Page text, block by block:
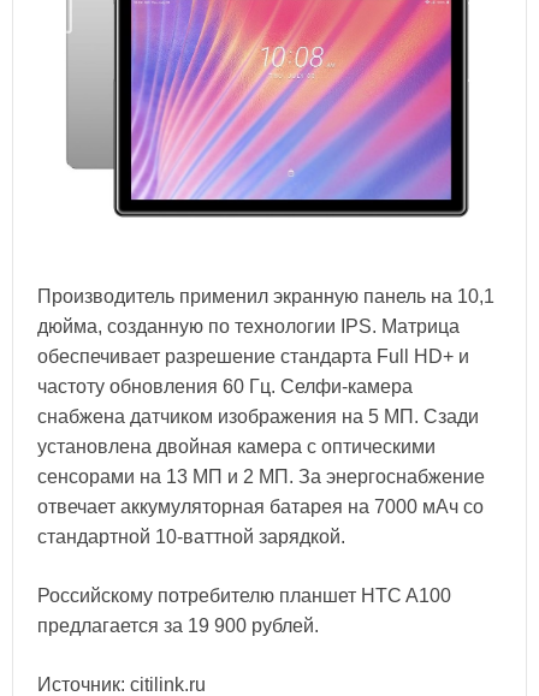
Производитель применил экранную панель на 10,1
дюйма, созданную по технологии IPS. Матрица
обеспечивает разрешение стандарта Full HD+ и
частоту обновления 60 Гц. Селфи-камера
снабжена датчиком изображения на 5 МП. Сзади
установлена двойная камера с оптическими
сенсорами на 13 МП и 2 МП. За энергоснабжение
отвечает аккумуляторная батарея на 7000 мАч со
стандартной 10-ваттной зарядкой.
Российскому потребителю планшет HTC A100
предлагается за 19 900 рублей.
Источник: citilink.ru